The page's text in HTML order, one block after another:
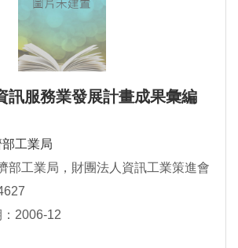
訊服務業發展計畫成果彙編
工業局
部工業局，財團法人資訊工業策進會
2006-12